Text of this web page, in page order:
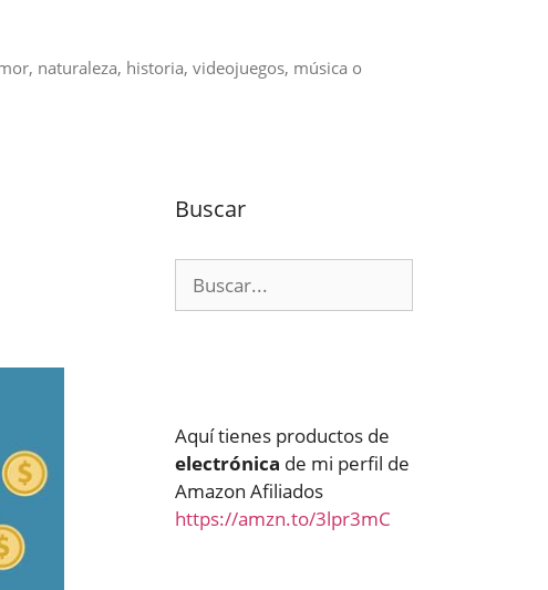
naturaleza, historia, videojuegos, música o
Buscar
Aquí tienes productos de
electrónica de mi perfil de
Amazon Afiliados
https://amzn.to/3lpr3mC